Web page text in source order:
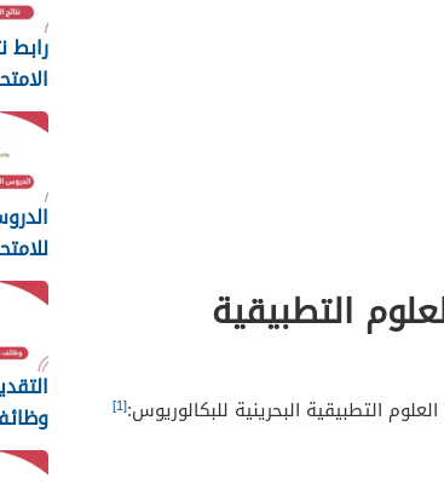
التطبيقية
التطبيقية البحرينية للبكالوريوس:[1]
رابط
البحرين
2025 البحرين
النور
البحرين